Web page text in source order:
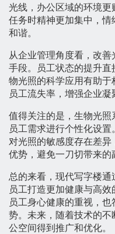
光线，办公区域的环境
任务时精神更加集中，
和谐。
从企业管理角度看，改
手段。员工状态的提升
物光照的科学应用有助
员工流失率，增强企业凝
值得关注的是，生物光
员工需求进行个性化设
对光照的敏感度存在差
优势，避免一刀切带来的
总的来看，现代写字楼
员工打造更加健康与高
员工身心健康的重视，
势。未来，随着技术的
公空间得到推广和优化。